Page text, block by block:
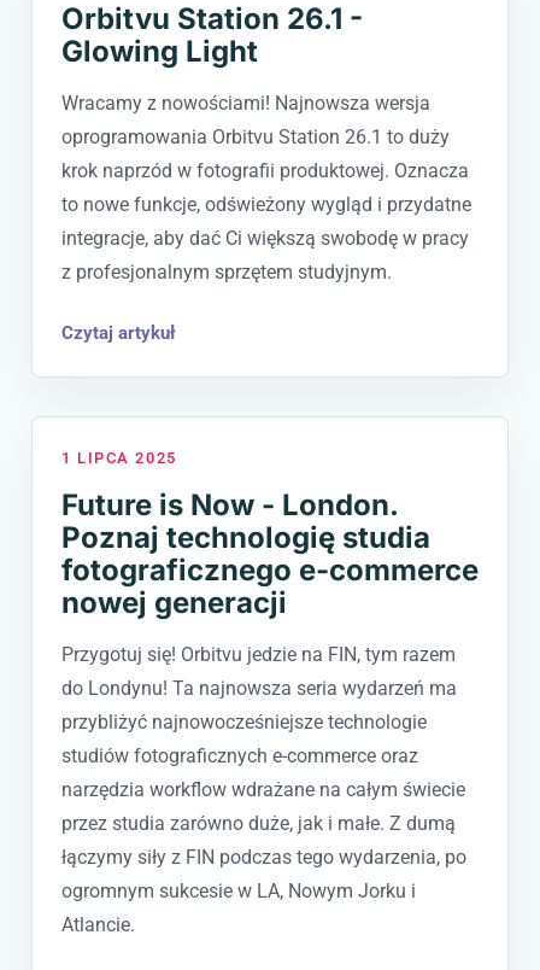
Orbitvu Station 26.1 -
Glowing Light
Wracamy z nowościami! Najnowsza wersja
oprogramowania Orbitvu Station 26.1 to duży
krok naprzód w fotografii produktowej. Oznacza
to nowe funkcje, odświeżony wygląd i przydatne
integracje, aby dać Ci większą swobodę w pracy
z profesjonalnym sprzętem studyjnym.
Czytaj artykuł
1 LIPCA 2025
Future is Now - London.
Poznaj technologię studia
fotograficznego e-commerce
nowej generacji
Przygotuj się! Orbitvu jedzie na FIN, tym razem
do Londynu! Ta najnowsza seria wydarzeń ma
przybliżyć najnowocześniejsze technologie
studiów fotograficznych e-commerce oraz
narzędzia workflow wdrażane na całym świecie
przez studia zarówno duże, jak i małe. Z dumą
łączymy siły z FIN podczas tego wydarzenia, po
ogromnym sukcesie w LA, Nowym Jorku i
Atlancie.